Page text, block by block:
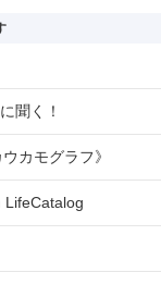
聞く！
カモグラフ》
LifeCatalog